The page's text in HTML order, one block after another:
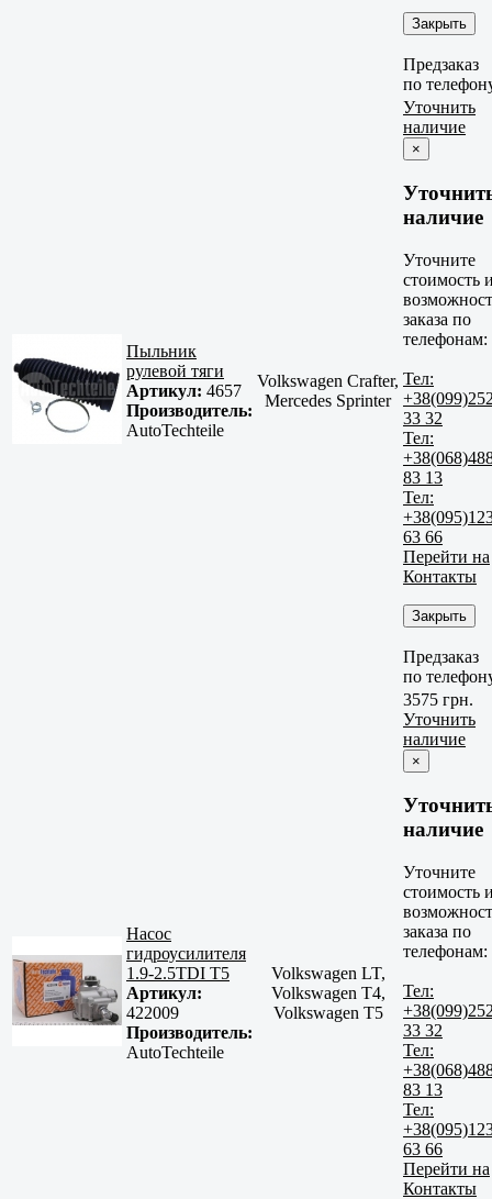
Закрыть
Предзаказ
по
Пыльник
рулевой тяги
Артикул: 4657
Производитель:
AutoTechteile
Volkswagen Crafter,
Mercedes Sprinter
Уточнить
наличие
×
наличие
Уточните
стоимость
заказа по
телефонам:
Тел:
33 32
Тел:
83 13
Тел:
63 66
Перейти на
Контакты
Закрыть
Предзаказ
по
Насос
гидроусилителя
1.9-2.5TDI T5
Артикул:
422009
Производитель:
AutoTechteile
Volkswagen LT,
Volkswagen T4,
Volkswagen T5
3575 грн.
Уточнить
наличие
×
наличие
Уточните
стоимость
заказа по
телефонам:
Тел:
33 32
Тел:
83 13
Тел:
63 66
Перейти на
Контакты